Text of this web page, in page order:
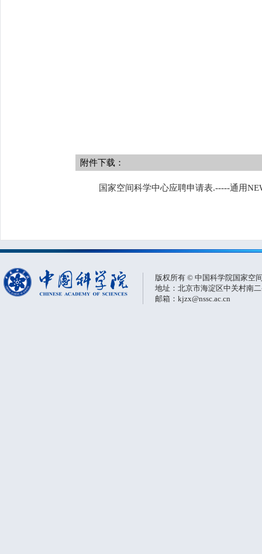
附件下载：
国家空间科学中心应聘申请表.-----通用
版权所有 © 中国科学院国家空
地址：北京市海淀区中关村南
邮箱：kjzx@nssc.ac.cn